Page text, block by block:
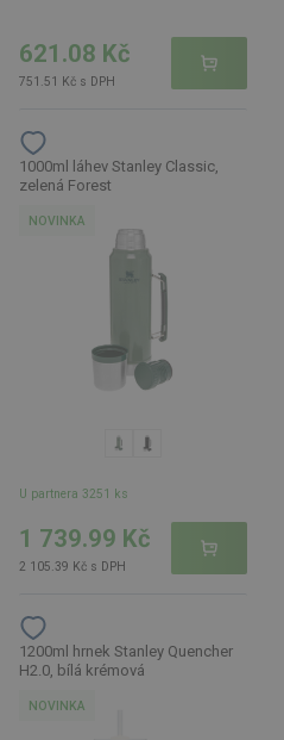
621.08 Kč
751.51 Kč s DPH
1000ml láhev Stanley Classic,
zelená Forest
NOVINKA
U partnera 3251 ks
1 739.99 Kč
2 105.39 Kč s DPH
1200ml hrnek Stanley Quencher
H2.0, bílá krémová
NOVINKA